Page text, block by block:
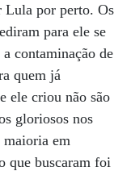
Lula por perto. Os
para ele se
contaminação de
quem já
ele criou não são
gloriosos nos
maioria em
que buscaram foi